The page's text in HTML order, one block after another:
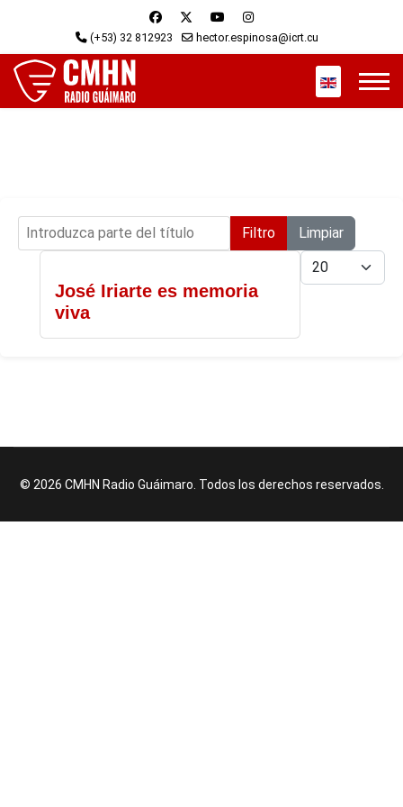
(+53) 32 812923 hector.espinosa@icrt.cu
Seleccione
Introduzca parte del título Filtro
Limpiar
Cantidad
José Iriarte es memoria
viva
© 2026 CMHN Radio Guáimaro. Todos los derechos reservados.